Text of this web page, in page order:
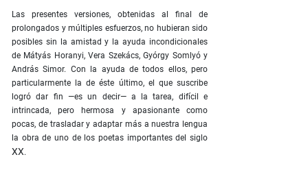
Las presentes versiones, obtenidas al final de
prolongados y múltiples esfuerzos, no hubieran sido
posibles sin la amistad y la ayuda incondicionales
de Mátyás Horanyi, Vera Szekács, Gyórgy Somlyó y
András Simor. Con la ayuda de todos ellos, pero
particularmente la de éste último, el que suscribe
logró dar fin —es un decir— a la tarea, difícil e
intrincada, pero hermosa y apasionante como
pocas, de trasladar y adaptar más a nuestra lengua
la obra de uno de los poetas importantes del siglo
XX.